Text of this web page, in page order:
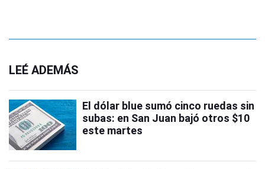
LEÉ ADEMÁS
El dólar blue sumó cinco ruedas sin
subas: en San Juan bajó otros $10
este martes